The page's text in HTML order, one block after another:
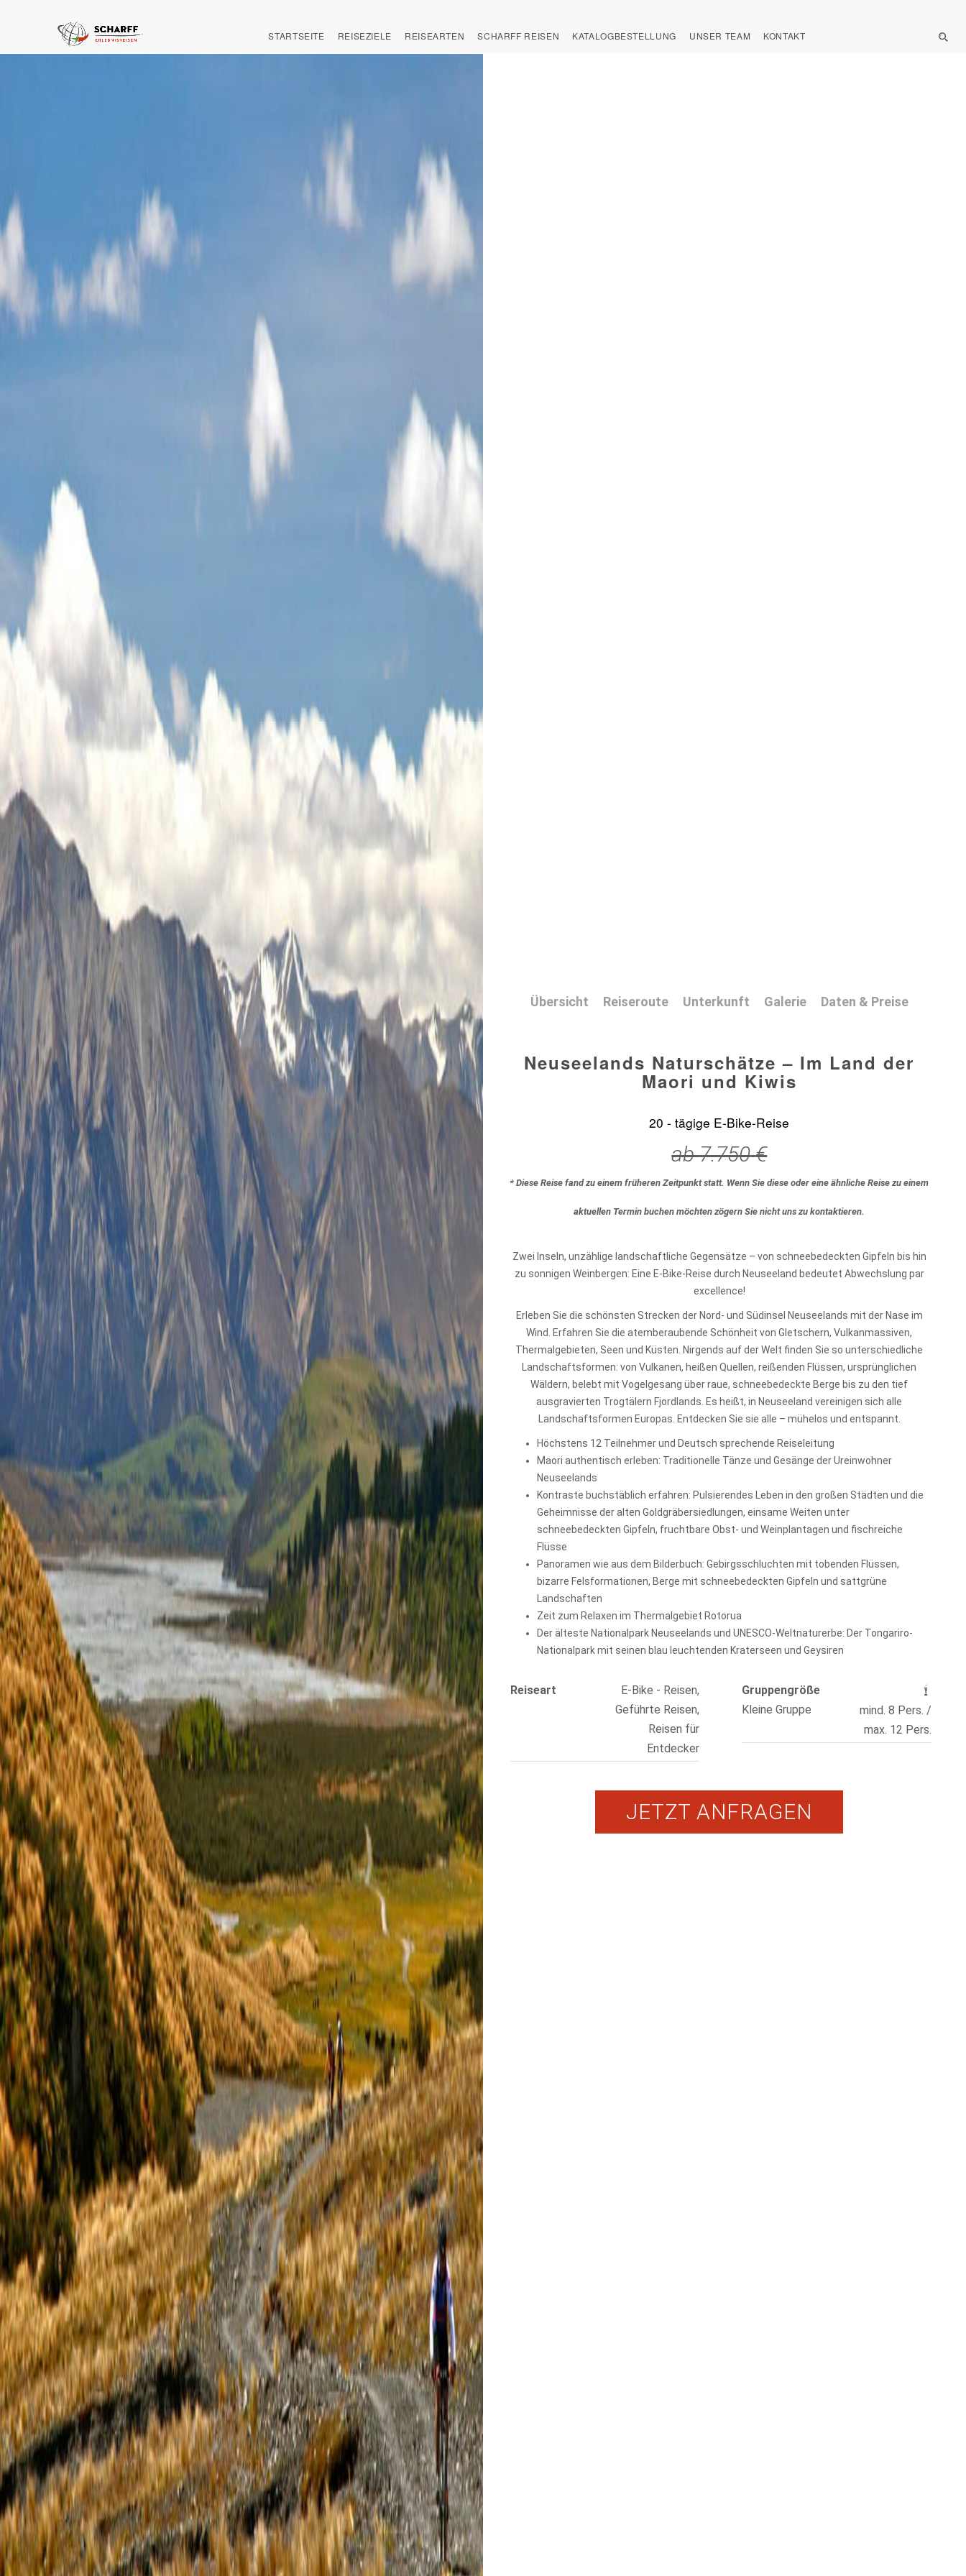
STARTSEITE REISEZIELE REISEARTEN SCHARFF REISEN KATALOGBESTELLUNG UNSER TEAM KONTAKT
Übersicht Reiseroute Unterkunft Galerie Daten & Preise
Neuseelands Naturschätze – Im Land der
Maori und Kiwis
20 - tägige E-Bike-Reise
ab7.750 €
* Diese Reise fand zu einem früheren Zeitpunkt statt. Wenn Sie diese oder eine ähnliche Reise zu einem
aktuellen Termin buchen möchten zögern Sie nicht uns zu kontaktieren.
Zwei Inseln, unzählige landschaftliche Gegensätze – von schneebedeckten Gipfeln bis hin
zu sonnigen Weinbergen: Eine E-Bike-Reise durch Neuseeland bedeutet Abwechslung par
excellence!
Erleben Sie die schönsten Strecken der Nord- und Südinsel Neuseelands mit der Nase im
Wind. Erfahren Sie die atemberaubende Schönheit von Gletschern, Vulkanmassiven,
Thermalgebieten, Seen und Küsten. Nirgends auf der Welt finden Sie so unterschiedliche
Landschaftsformen: von Vulkanen, heißen Quellen, reißenden Flüssen, ursprünglichen
Wäldern, belebt mit Vogelgesang über raue, schneebedeckte Berge bis zu den tief
ausgravierten Trogtälern Fjordlands. Es heißt, in Neuseeland vereinigen sich alle
Landschaftsformen Europas. Entdecken Sie sie alle – mühelos und entspannt.
Höchstens 12 Teilnehmer und Deutsch sprechende Reiseleitung
Maori authentisch erleben: Traditionelle Tänze und Gesänge der Ureinwohner
Neuseelands
Kontraste buchstäblich erfahren: Pulsierendes Leben in den großen Städten und die
Geheimnisse der alten Goldgräbersiedlungen, einsame Weiten unter
schneebedeckten Gipfeln, fruchtbare Obst- und Weinplantagen und fischreiche
Flüsse
Panoramen wie aus dem Bilderbuch: Gebirgsschluchten mit tobenden Flüssen,
bizarre Felsformationen, Berge mit schneebedeckten Gipfeln und sattgrüne
Landschaften
Zeit zum Relaxen im Thermalgebiet Rotorua
Der älteste Nationalpark Neuseelands und UNESCO-Weltnaturerbe: Der Tongariro-
Nationalpark mit seinen blau leuchtenden Kraterseen und Geysiren
Reiseart
E-Bike - Reisen,
Geführte Reisen,
Reisen für
Entdecker
Gruppengröße
Kleine Gruppe
mind. 8 Pers. /
max. 12 Pers.
JETZT ANFRAGEN